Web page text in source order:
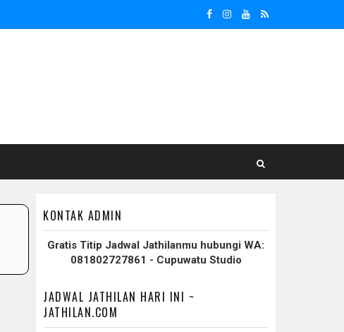
KONTAK ADMIN
Gratis Titip Jadwal Jathilanmu hubungi WA:
081802727861 - Cupuwatu Studio
JADWAL JATHILAN HARI INI ~
JATHILAN.COM